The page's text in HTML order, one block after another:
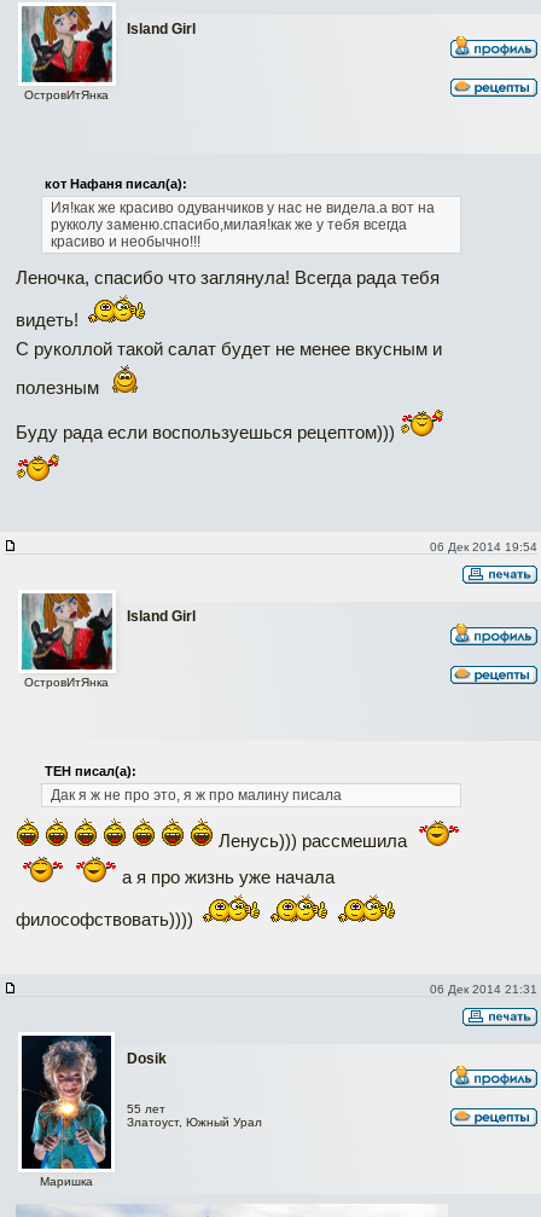
Island Girl
ОстровИтЯнка
кот Нафаня писал(а):
Ия!как же красиво одуванчиков у нас не видела.а вот на
рукколу заменю.спасибо,милая!как же у тебя всегда
красиво и необычно!!!
Леночка, спасибо что заглянула! Всегда рада тебя
видеть!
С руколлой такой салат будет не менее вкусным и
полезным
Буду рада если воспользуешься рецептом)))
06 Дек 2014 19:54
Island Girl
ОстровИтЯнка
ТЕН писал(а):
Дак я ж не про это, я ж про малину писала
Ленусь))) рассмешила
а я про жизнь уже начала
философствовать))))
06 Дек 2014 21:31
Dosik
Маришка
55 лет
Златоуст, Южный Урал